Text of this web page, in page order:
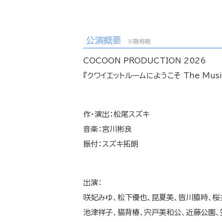
公演概要 ※敬称略
COCOON PRODUCTION 2026
『クワイエットルームにようこそ The
作・演出：松尾スズキ
音楽：宮川彬良
振付：スズキ拓朗
出演：
咲妃みゆ、松下優也、昆夏美、皆川猿時、桜
池津祥子、猫背椿、宍戸美和公、近藤公園、